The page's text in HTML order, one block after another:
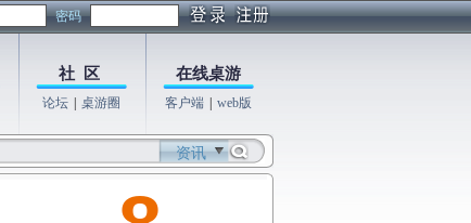
密码
社 区
论坛 桌游圈
在线桌游
客户端 web版
资讯